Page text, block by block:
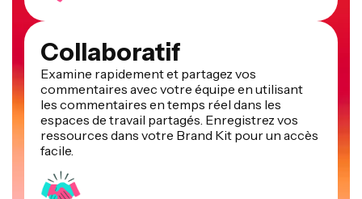
Collaboratif
Examine rapidement et partagez vos
commentaires avec votre équipe en utilisant
les commentaires en temps réel dans les
espaces de travail partagés. Enregistrez vos
ressources dans votre Brand Kit pour un accès
facile.